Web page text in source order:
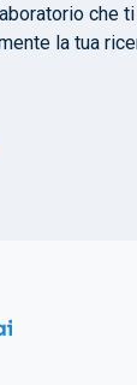
che
la tua